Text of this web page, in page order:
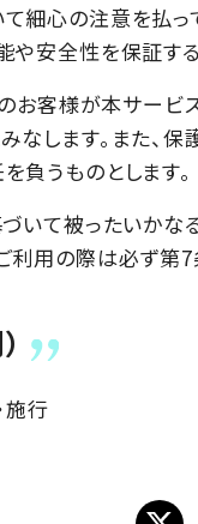
細心の注意を払っ
や安全性を保証す
のお客様が本サー
なします。また、
負うものとします。
いて被ったいか
利用の際は必ず第7
施行